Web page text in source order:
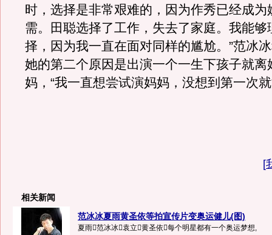
时，选择是非常艰难的，因为作秀已经成为
需。田聪选择了工作，失去了家庭。我能够
择，因为我一直在面对同样的尴尬。”范冰
她的第二个原因是出演一个一生下孩子就离
妈，“我一直想尝试演妈妈，没想到第一次
[
相关新闻
范冰冰夏雨黄圣依等拍宣传片变奥运健儿(图)
夏雨范冰冰袁立黄圣依每个明星都有一个奥运梦想,